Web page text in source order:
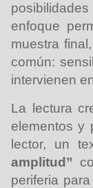
enfoque
muestra
común:
intervienen
La lectura
elementos y
lector, un
amplitud”
periferia